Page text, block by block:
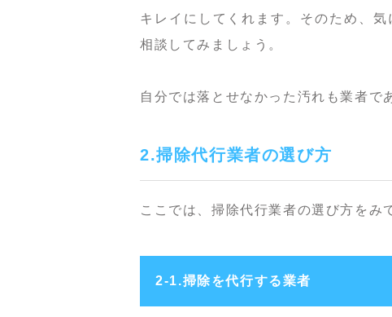
キレイにしてくれます。そのため、
相談してみましょう。
自分では落とせなかった汚れも業者で
2.掃除代行業者の選び方
ここでは、掃除代行業者の選び方をみ
2-1.掃除を代行する業者